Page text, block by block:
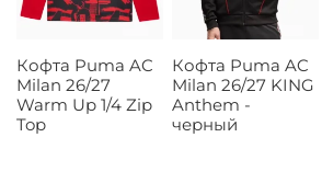
Кофта Puma AC
Milan 26/27
Warm Up 1/4 Zip
Top
Кофта Puma AC
Milan 26/27 KING
Anthem -
черный